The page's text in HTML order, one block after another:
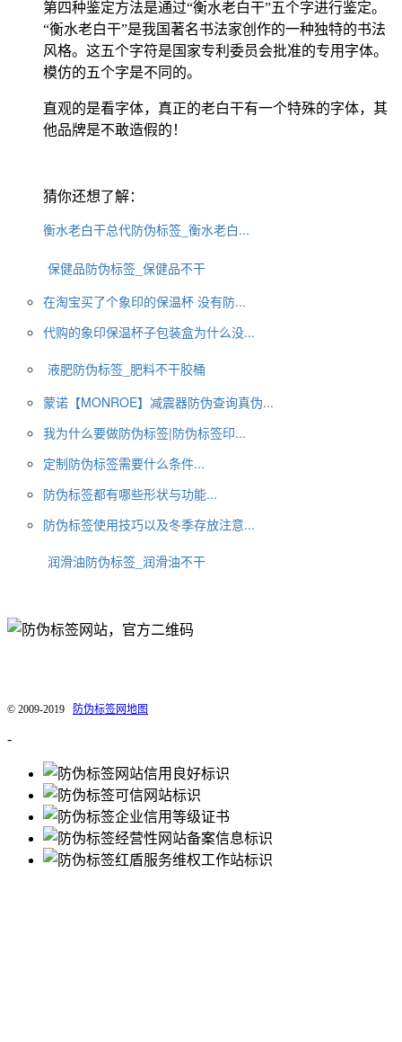
第四种鉴定方法是通过“衡水老白干”五个字进行鉴定。
“衡水老白干”是我国著名书法家创作的一种独特的书法
风格。这五个字符是国家专利委员会批准的专用字体。
模仿的五个字是不同的。
直观的是看字体，真正的老白干有一个特殊的字体，其
他品牌是不敢造假的！
猜你还想了解：
衡水老白干总代防伪标签_衡水老白...
保健品防伪标签_保健品不干
在淘宝买了个象印的保温杯 没有防...
代购的象印保温杯子包装盒为什么没...
液肥防伪标签_肥料不干胶桶
蒙诺【MONROE】减震器防伪查询真伪...
我为什么要做防伪标签|防伪标签印...
定制防伪标签需要什么条件...
防伪标签都有哪些形状与功能...
防伪标签使用技巧以及冬季存放注意...
润滑油防伪标签_润滑油不干
© 2009-2019 防伪标签网地图
-